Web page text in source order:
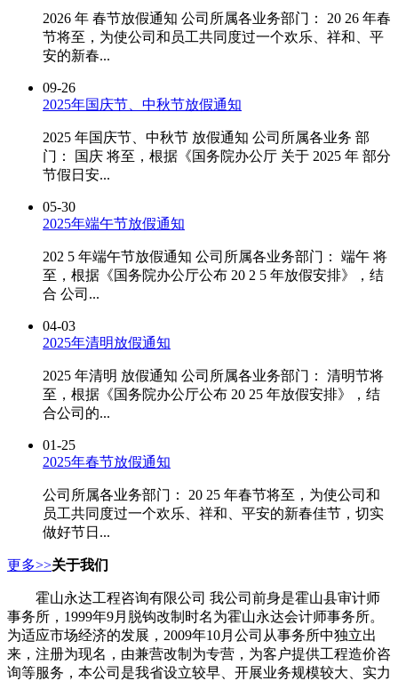
2026 年 春节放假通知 公司所属各业务部门： 20 26 年春
节将至，为使公司和员工共同度过一个欢乐、祥和、平
安的新春...
09-26
2025年国庆节、中秋节放假通知
2025 年国庆节、中秋节 放假通知 公司所属各业务 部
门： 国庆 将至，根据《国务院办公厅 关于 2025 年 部分
节假日安...
05-30
2025年端午节放假通知
202 5 年端午节放假通知 公司所属各业务部门： 端午 将
至，根据《国务院办公厅公布 20 2 5 年放假安排》，结
合 公司...
04-03
2025年清明放假通知
2025 年清明 放假通知 公司所属各业务部门： 清明节将
至，根据《国务院办公厅公布 20 25 年放假安排》，结
合公司的...
01-25
2025年春节放假通知
公司所属各业务部门： 20 25 年春节将至，为使公司和
员工共同度过一个欢乐、祥和、平安的新春佳节，切实
做好节日...
更多>>关于我们
霍山永达工程咨询有限公司 我公司前身是霍山县审计师
事务所，1999年9月脱钩改制时名为霍山永达会计师事务所。
为适应市场经济的发展，2009年10月公司从事务所中独立出
来，注册为现名，由兼营改制为专营，为客户提供工程造价咨
询等服务，本公司是我省设立较早、开展业务规模较大、实力